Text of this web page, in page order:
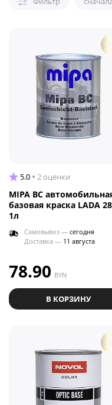
5.0 2 оценки
MIPA BC
базовая краска LADA
1л
Самовывоз — сегодня
Доставка — 11 августа
78.90 BYN
В КОРЗИНУ